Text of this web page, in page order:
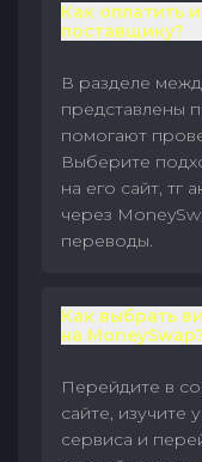
Как оплатить
поставщику?
В разделе
представлены
помогают
Выберите
на его сайт, тг
через
переводы.
Как выбрать
на MoneySwap?
Перейдите в
сайте, изучите
сервиса и